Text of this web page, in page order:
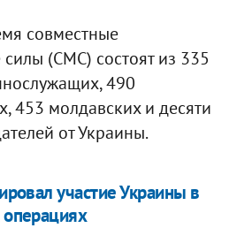
совместные
(СМС) состоят из 335
490
453 молдавских и десяти
от Украины.
участие Украины в